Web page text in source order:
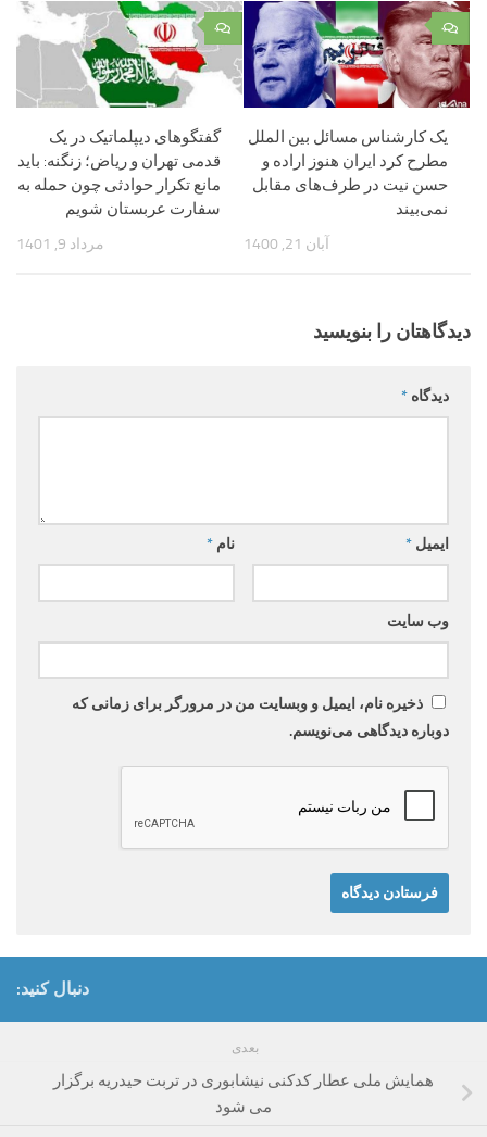
۰
گفتگوهای دیپلماتیک در یک
قدمی تهران و ریاض؛ زنگنه: باید
مانع تکرار حوادثی چون حمله به
سفارت عربستان شویم
مرداد 9, 1401
۰
یک کارشناس مسائل بین الملل
مطرح کرد ایران هنوز اراده و
حسن نیت در طرف‌های مقابل
نمی‌بیند
آبان 21, 1400
دیدگاهتان را بنویسید
دیدگاه *
نام * ایمیل *
وب‌ سایت
ذخیره نام، ایمیل و وبسایت من در مرورگر برای زمانی که
دوباره دیدگاهی می‌نویسم.
دنبال کنید:
بعدی
همایش ملی عطار کدکنی نیشابوری در تربت حیدریه برگزار
می شود